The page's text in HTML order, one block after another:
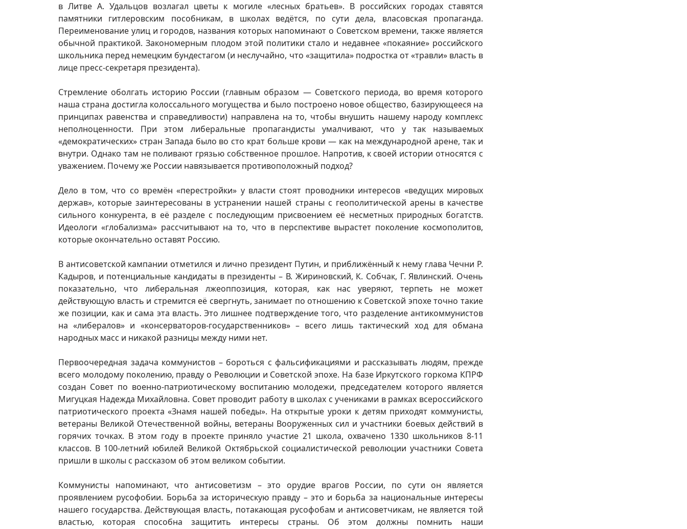
в Литве А. Удальцов возлагал цветы к могиле «лесных братьев». В российских городах ставятся
памятники гитлеровским пособникам, в школах ведётся, по сути дела, власовская пропаганда.
Переименование улиц и городов, названия которых напоминают о Советском времени, также является
обычной практикой. Закономерным плодом этой политики стало и недавнее «покаяние» российского
школьника перед немецким бундестагом (и неслучайно, что «защитила» подростка от «травли» власть в
лице пресс-секретаря президента).
Стремление оболгать историю России (главным образом — Советского периода, во время которого
наша страна достигла колоссального могущества и было построено новое общество, базирующееся на
принципах равенства и справедливости) направлена на то, чтобы внушить нашему народу комплекс
неполноценности. При этом либеральные пропагандисты умалчивают, что у так называемых
«демократических» стран Запада было во сто крат больше крови — как на международной арене, так и
внутри. Однако там не поливают грязью собственное прошлое. Напротив, к своей истории относятся с
уважением. Почему же России навязывается противоположный подход?
Дело в том, что со времён «перестройки» у власти стоят проводники интересов «ведущих мировых
держав», которые заинтересованы в устранении нашей страны с геополитической арены в качестве
сильного конкурента, в её разделе с последующим присвоением её несметных природных богатств.
Идеологи «глобализма» рассчитывают на то, что в перспективе вырастет поколение космополитов,
которые окончательно оставят Россию.
В антисоветской кампании отметился и лично президент Путин, и приближённый к нему глава Чечни Р.
Кадыров, и потенциальные кандидаты в президенты – В. Жириновский, К. Собчак, Г. Явлинский. Очень
показательно, что либеральная лжеоппозиция, которая, как нас уверяют, терпеть не может
действующую власть и стремится её свергнуть, занимает по отношению к Советской эпохе точно такие
же позиции, как и сама эта власть. Это лишнее подтверждение того, что разделение антикоммунистов
на «либералов» и «консерваторов-государственников» – всего лишь тактический ход для обмана
народных масс и никакой разницы между ними нет.
Первоочередная задача коммунистов – бороться с фальсификациями и рассказывать людям, прежде
всего молодому поколению, правду о Революции и Советской эпохе. На базе Иркутского горкома КПРФ
создан Совет по военно-патриотическому воспитанию молодежи, председателем которого является
Мигуцкая Надежда Михайловна. Совет проводит работу в школах с учениками в рамках всероссийского
патриотического проекта «Знамя нашей победы». На открытые уроки к детям приходят коммунисты,
ветераны Великой Отечественной войны, ветераны Вооруженных сил и участники боевых действий в
горячих точках. В этом году в проекте приняло участие 21 школа, охвачено 1330 школьников 8-11
классов. В 100-летний юбилей Великой Октябрьской социалистической революции участники Совета
пришли в школы с рассказом об этом великом событии.
Коммунисты напоминают, что антисоветизм – это орудие врагов России, по сути он является
проявлением русофобии. Борьба за историческую правду – это и борьба за национальные интересы
нашего государства. Действующая власть, потакающая русофобам и антисоветчикам, не является той
властью, которая способна защитить интересы страны. Об этом должны помнить наши